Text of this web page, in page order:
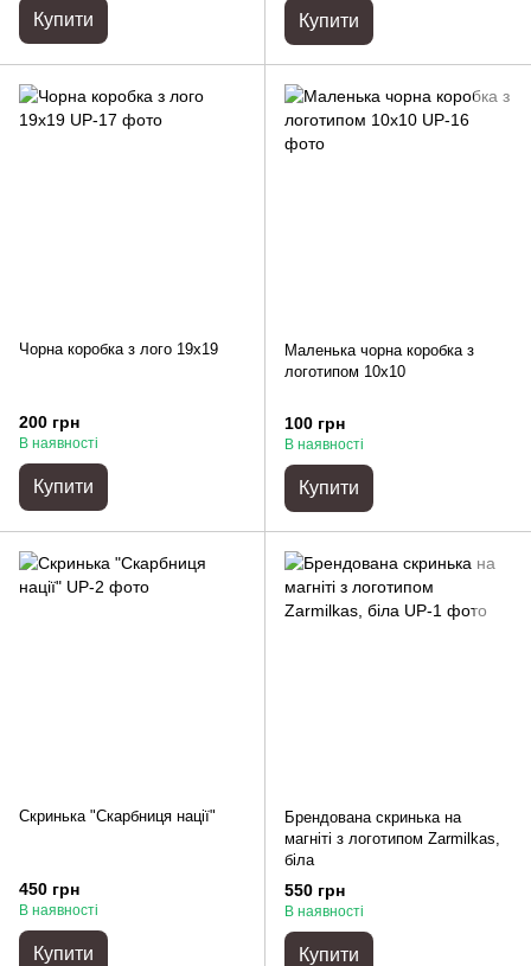
Купити Купити
Чорна коробка з лого 19x19
200 грн
В наявності
Купити
Маленька чорна коробка з
логотипом 10x10
100 грн
В наявності
Купити
Скринька "Скарбниця нації"
450 грн
В наявності
Купити
Брендована скринька на
магніті з логотипом Zarmilkas,
біла
550 грн
В наявності
Купити